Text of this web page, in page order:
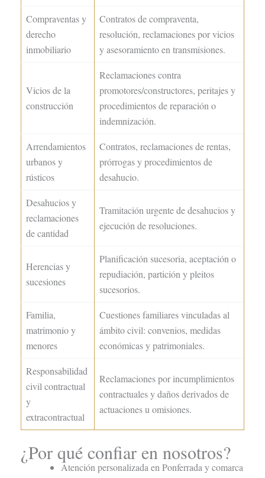
Compraventas y
derecho
inmobiliario
Contratos de compraventa,
resolución, reclamaciones por vicios
y asesoramiento en transmisiones.
Vicios de la
construcción
Reclamaciones contra
promotores/constructores, peritajes y
procedimientos de reparación o
indemnización.
Arrendamientos
urbanos y
rústicos
Contratos, reclamaciones de rentas,
prórrogas y procedimientos de
desahucio.
Desahucios y
reclamaciones
de cantidad
Tramitación urgente de desahucios y
ejecución de resoluciones.
Herencias y
sucesiones
Planificación sucesoria, aceptación o
repudiación, partición y pleitos
sucesorios.
Familia,
matrimonio y
menores
Cuestiones familiares vinculadas al
ámbito civil: convenios, medidas
económicas y patrimoniales.
Responsabilidad
civil contractual
y
extracontractual
Reclamaciones por incumplimientos
contractuales y daños derivados de
actuaciones u omisiones.
¿Por qué confiar en nosotros?
Atención personalizada en Ponferrada y comarca